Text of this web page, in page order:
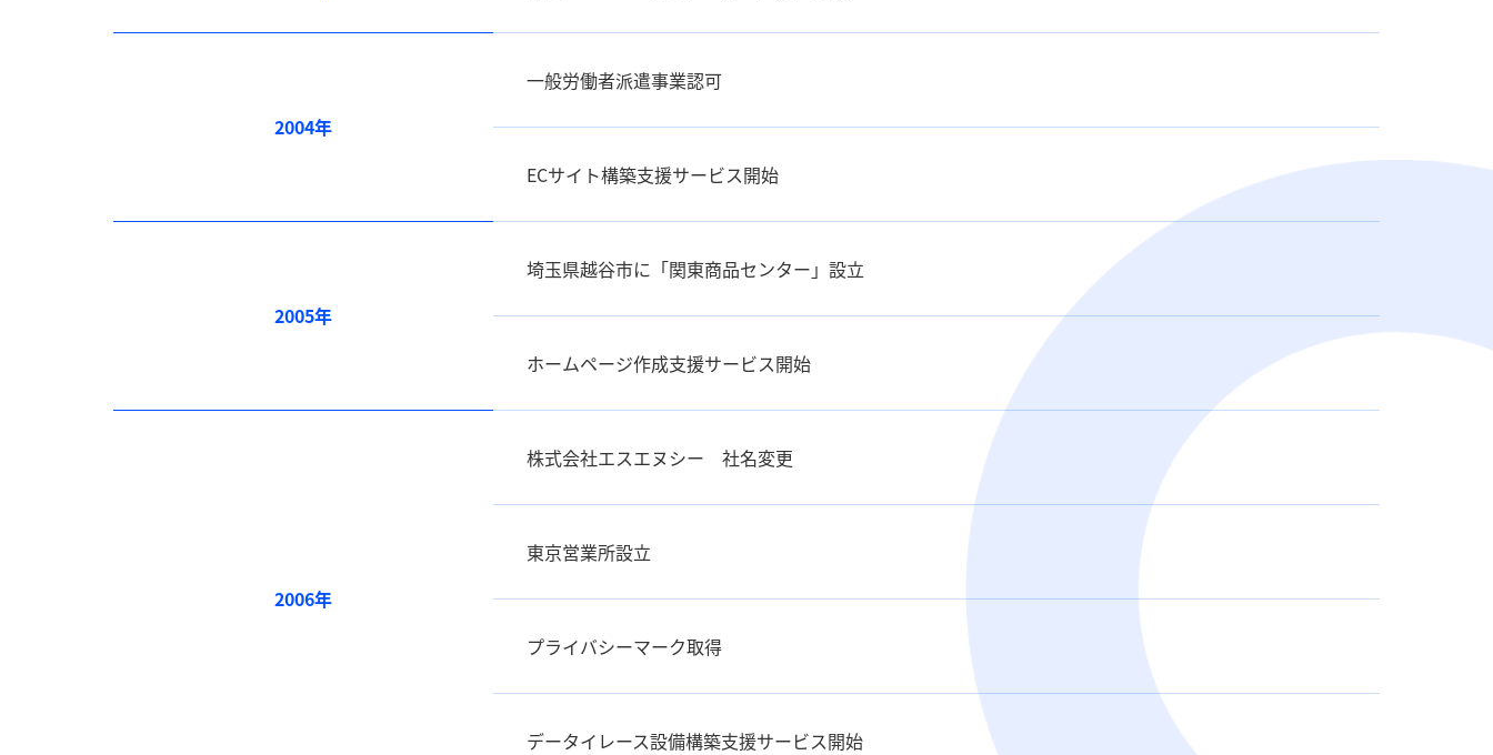
2004年
一般労働者派遣事業認可
ECサイト構築支援サービス開始
2005年
埼玉県越谷市に「関東商品センター」設立
ホームページ作成支援サービス開始
2006年
株式会社エスエヌシー 社名変更
東京営業所設立
プライバシーマーク取得
データイレース設備構築支援サービス開始